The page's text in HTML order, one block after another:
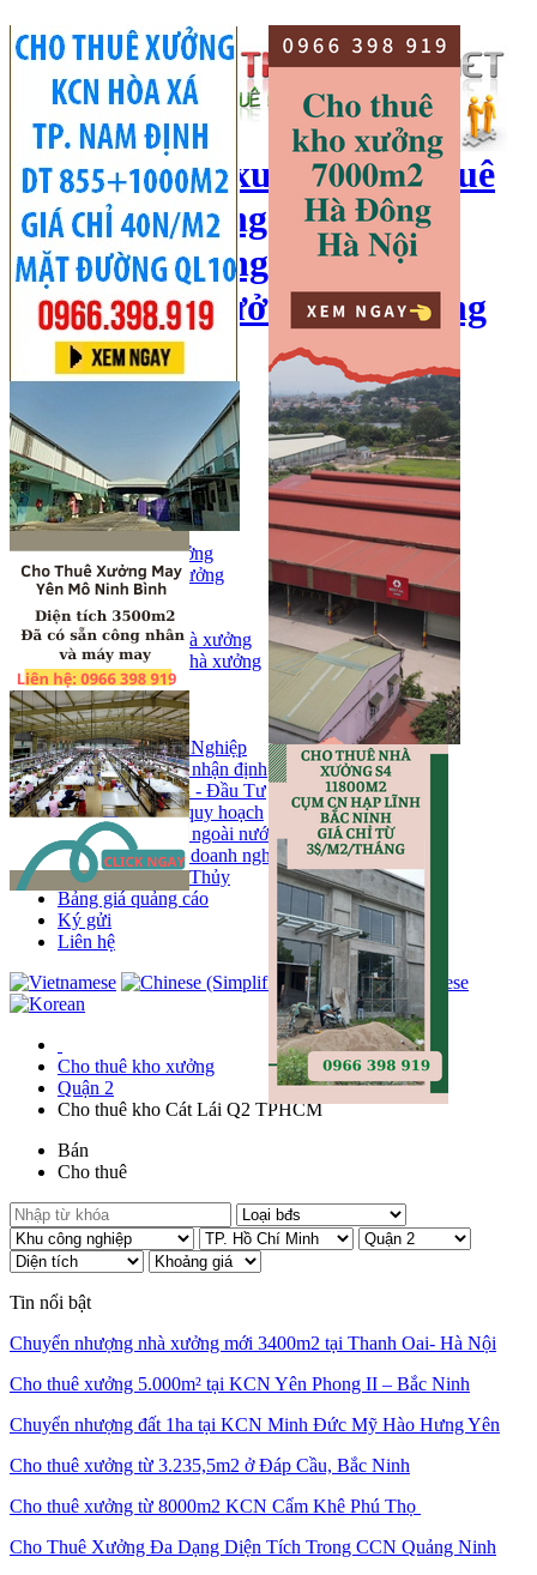
cho thuê kho xưởng, cho thuê
kho, kho xưởng hà nội, cho
thuê nhà xưởng, cho thuê
xưởng, kho xưởng hải dương
Hotline:0966 398 919
Đăng ký
Đăng tin bán/cho thuê
Trang chủ
Bán kho, nhà xưởng
Bán kho xưởng
Kho
Mặt bằng
Cho thuê kho, nhà xưởng
Cho thuê nhà xưởng
Kho
Mặt bằng
Tin tức
Khu Công Nghiệp
Phân tích - nhận định
Chính sách - Đầu Tư
Thông tin quy hoạch
Thị trường ngoài nước
Hoạt động doanh nghiẹp
Tin Phong Thủy
Bảng giá quảng cáo
Ký gửi
Liên hệ
Cho thuê kho xưởng
Quận 2
Cho thuê kho Cát Lái Q2 TPHCM
Bán
Cho thuê
Tin nổi bật
Chuyển nhượng nhà xưởng mới 3400m2 tại Thanh Oai- Hà Nội
Cho thuê xưởng 5.000m² tại KCN Yên Phong II – Bắc Ninh
Chuyển nhượng đất 1ha tại KCN Minh Đức Mỹ Hào Hưng Yên
Cho thuê xưởng từ 3.235,5m2 ở Đáp Cầu, Bắc Ninh
Cho thuê xưởng từ 8000m2 KCN Cẩm Khê Phú Thọ
Cho Thuê Xưởng Đa Dạng Diện Tích Trong CCN Quảng Ninh